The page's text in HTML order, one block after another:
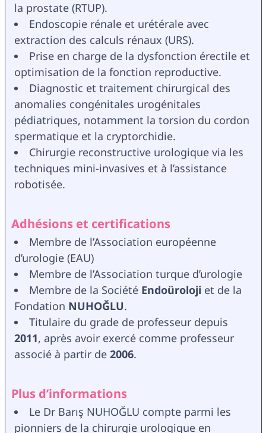
la prostate (RTUP).
Endoscopie rénale et urétérale avec
extraction des calculs rénaux (URS).
Prise en charge de la dysfonction érectile et
optimisation de la fonction reproductive.
Diagnostic et traitement chirurgical des
anomalies congénitales urogénitales
pédiatriques, notamment la torsion du cordon
spermatique et la cryptorchidie.
Chirurgie reconstructive urologique via les
techniques mini-invasives et à l’assistance
robotisée.
Adhésions et certifications
Membre de l’Association européenne
d’urologie (EAU)
Membre de l’Association turque d’urologie
Membre de la Société Endoüroloji et de la
Fondation NUHOĞLU.
Titulaire du grade de professeur depuis
2011, après avoir exercé comme professeur
associé à partir de 2006.
Plus d’informations
Le Dr Barış NUHOĞLU compte parmi les
pionniers de la chirurgie urologique en